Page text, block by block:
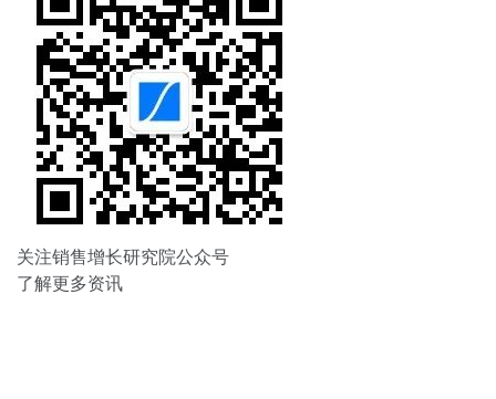
关注销售增长研究院公众号
了解更多资讯